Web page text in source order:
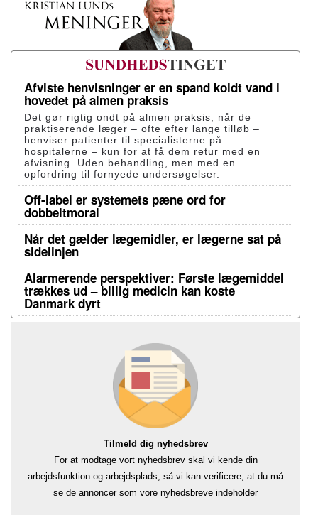
Afviste henvisninger er en spand koldt vand i
hovedet på almen praksis
Det gør rigtig ondt på almen praksis, når de
praktiserende læger – ofte efter lange tilløb –
henviser patienter til specialisterne på
hospitalerne – kun for at få dem retur med en
afvisning. Uden behandling, men med en
opfordring til fornyede undersøgelser.
Off-label er systemets pæne ord for
dobbeltmoral
Når det gælder lægemidler, er lægerne sat på
sidelinjen
Alarmerende perspektiver: Første lægemiddel
trækkes ud – billig medicin kan koste
Danmark dyrt
Tilmeld dig nyhedsbrev
For at modtage vort nyhedsbrev skal vi kende din
arbejdsfunktion og arbejdsplads, så vi kan verificere, at du må
se de annoncer som vore nyhedsbreve indeholder